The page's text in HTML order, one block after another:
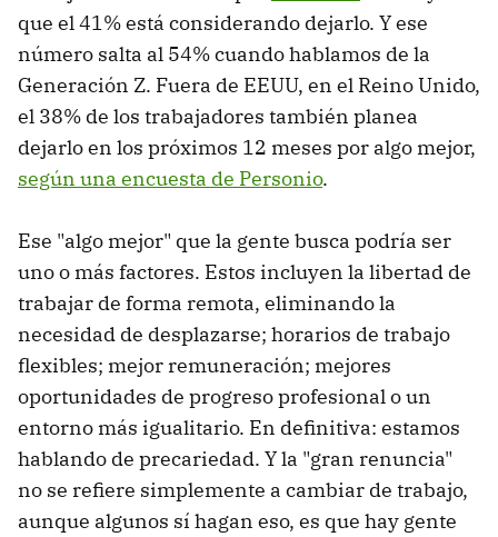
que el 41% está considerando dejarlo. Y ese
número salta al 54% cuando hablamos de la
Generación Z. Fuera de EEUU, en el Reino Unido,
el 38% de los trabajadores también planea
dejarlo en los próximos 12 meses por algo mejor,
según una encuesta de Personio.
Ese "algo mejor" que la gente busca podría ser
uno o más factores. Estos incluyen la libertad de
trabajar de forma remota, eliminando la
necesidad de desplazarse; horarios de trabajo
flexibles; mejor remuneración; mejores
oportunidades de progreso profesional o un
entorno más igualitario. En definitiva: estamos
hablando de precariedad. Y la "gran renuncia"
no se refiere simplemente a cambiar de trabajo,
aunque algunos sí hagan eso, es que hay gente